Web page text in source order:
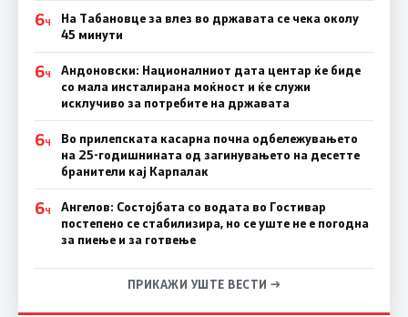
6Ч
На Табановце за влез во државата се чека околу
45 минути
6Ч
Андоновски: Националниот дата центар ќе биде
со мала инсталирана моќност и ќе служи
исклучиво за потребите на државата
6Ч
Во прилепската касарна почна одбележувањето
на 25-годишнината од загинувањето на десетте
бранители кај Карпалак
6Ч
Ангелов: Состојбата со водата во Гостивар
постепено се стабилизира, но се уште не е погодна
за пиење и за готвење
ПРИКАЖИ УШТЕ ВЕСТИ →